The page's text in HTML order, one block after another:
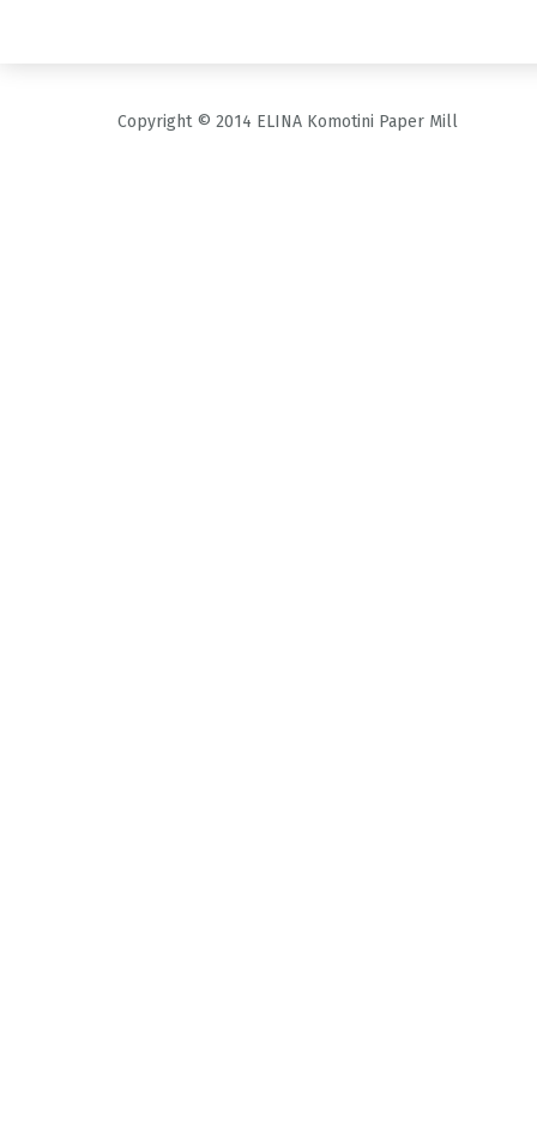
Copyright © 2014 ELINA Komotini Paper Mill